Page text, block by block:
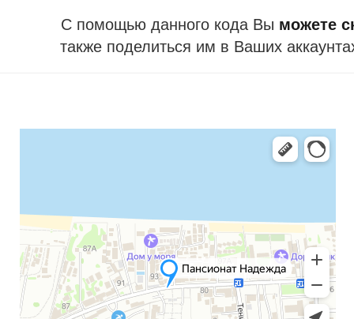
С помощью данного кода Вы можете
также поделиться им в Ваших